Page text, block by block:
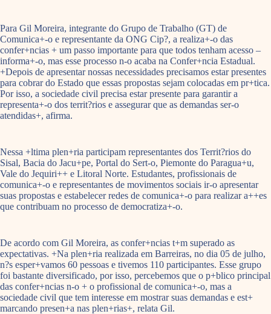
Para Gil Moreira, integrante do Grupo de Trabalho (GT) de
Comunica+-o e representante da ONG Cip?, a realiza+-o das
confer+ncias + um passo importante para que todos tenham acesso –
informa+-o, mas esse processo n-o acaba na Confer+ncia Estadual.
+Depois de apresentar nossas necessidades precisamos estar presentes
para cobrar do Estado que essas propostas sejam colocadas em pr+tica.
Por isso, a sociedade civil precisa estar presente para garantir a
representa+-o dos territ?rios e assegurar que as demandas ser-o
atendidas+, afirma.
Nessa +ltima plen+ria participam representantes dos Territ?rios do
Sisal, Bacia do Jacu+pe, Portal do Sert-o, Piemonte do Paragua+u,
Vale do Jequiri++ e Litoral Norte. Estudantes, profissionais de
comunica+-o e representantes de movimentos sociais ir-o apresentar
suas propostas e estabelecer redes de comunica+-o para realizar a++es
que contribuam no processo de democratiza+-o.
De acordo com Gil Moreira, as confer+ncias t+m superado as
expectativas. +Na plen+ria realizada em Barreiras, no dia 05 de julho,
n?s esper+vamos 60 pessoas e tivemos 110 participantes. Esse grupo
foi bastante diversificado, por isso, percebemos que o p+blico principal
das confer+ncias n-o + o profissional de comunica+-o, mas a
sociedade civil que tem interesse em mostrar suas demandas e est+
marcando presen+a nas plen+rias+, relata Gil.